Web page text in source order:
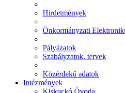
Hirdetmények
Önkormányzati
Pályázatok
Szabályzatok, tervek
Közérdekű adatok
Intézmények
Kiskuckó Óvoda